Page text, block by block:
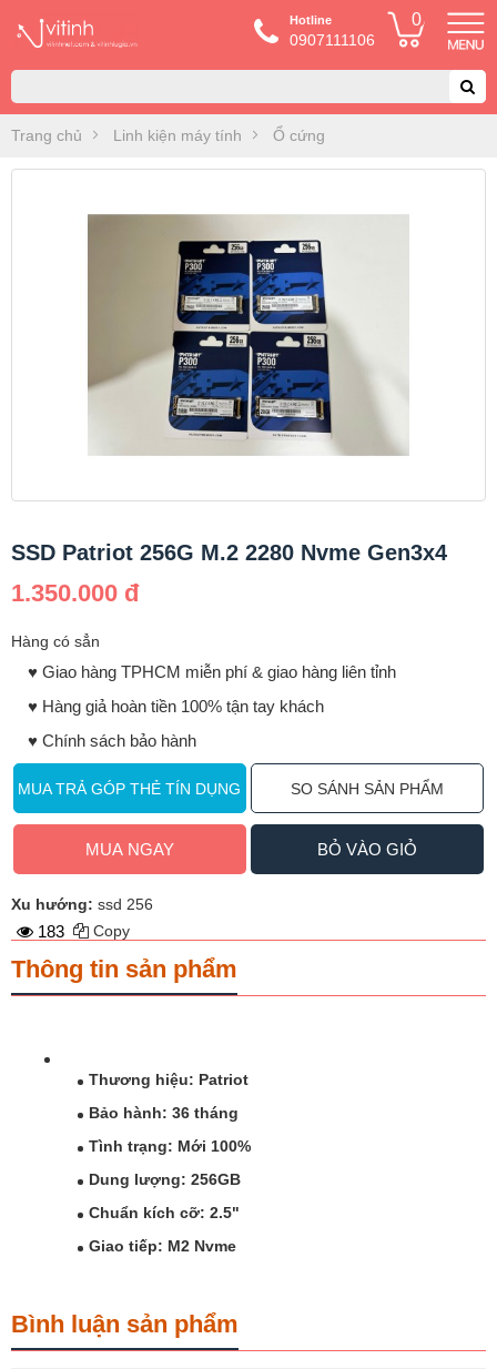
Hotline
0907111106
0
Trang chủ Linh kiện máy tính Ổ cứng
SSD Patriot 256G M.2 2280 Nvme Gen3x4
1.350.000 đ
Hàng có sẳn
♥️ Giao hàng TPHCM miễn phí & giao hàng liên tỉnh
♥️ Hàng giả hoàn tiền 100% tận tay khách
♥️ Chính sách bảo hành
MUA TRẢ GÓP THẺ TÍN DỤNG SO SÁNH SẢN PHẨM
MUA NGAY BỎ VÀO GIỎ
Xu hướng: ssd 256
183 Copy
Thông tin sản phẩm
Thương hiệu: Patriot
Bảo hành: 36 tháng
Tình trạng: Mới 100%
Dung lượng: 256GB
Chuẩn kích cỡ: 2.5"
Giao tiếp: M2 Nvme
Bình luận sản phẩm